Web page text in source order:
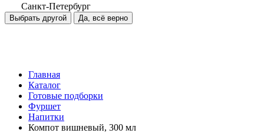
Санкт-Петербург
Выбрать другой Да, всё верно
Главная
Каталог
Готовые подборки
Фуршет
Напитки
Компот вишневый, 300 мл